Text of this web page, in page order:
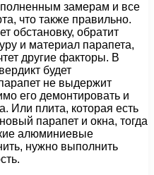
замерам и все
что также правильно.
обстановку, обратит
и материал парапета,
другие факторы. В
будет
не выдержит
его демонтировать и
Или плита, которая есть
парапет и окна, тогда
алюминиевые
нужно выполнить